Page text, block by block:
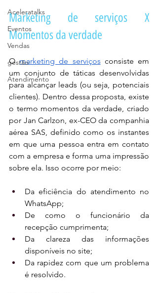
Aceleratalks
Eventos
Vendas
gestão
Atendimento
Marketing de serviços X
Momentos da verdade
O marketing de serviços consiste em
um conjunto de táticas desenvolvidas
para alcançar leads (ou seja, potenciais
clientes). Dentro dessa proposta, existe
o termo momentos da verdade, criado
por Jan Carlzon, ex-CEO da companhia
aérea SAS, definido como os instantes
em que uma pessoa entra em contato
com a empresa e forma uma impressão
sobre ela. Isso ocorre por meio:
Da eficiência do atendimento no
WhatsApp;
De como o funcionário da
recepção cumprimenta;
Da clareza das informações
disponíveis no site;
Da rapidez com que um problema
é resolvido.